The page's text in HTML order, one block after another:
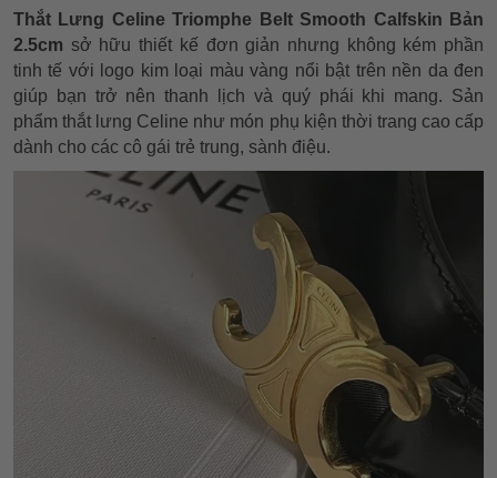
Thắt Lưng Celine Triomphe Belt Smooth Calfskin Bản
2.5cm sở hữu thiết kế đơn giản nhưng không kém phần
tinh tế với logo kim loại màu vàng nổi bật trên nền da đen
giúp bạn trở nên thanh lịch và quý phái khi mang. Sản
phẩm thắt lưng Celine như món phụ kiện thời trang cao cấp
dành cho các cô gái trẻ trung, sành điệu.